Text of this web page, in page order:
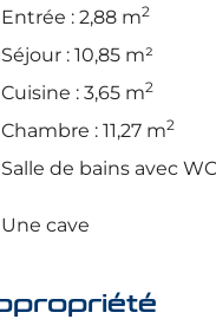
Entrée : 2,88 m2
Séjour : 10,85 m²
Cuisine : 3,65 m2
Chambre : 11,27 m2
Salle de bains avec WC
Une cave